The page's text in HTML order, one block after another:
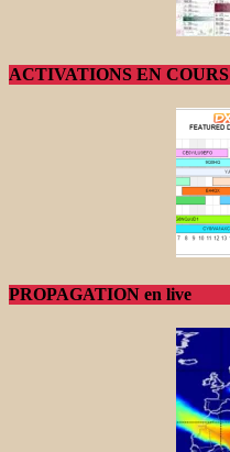
ACTIVATIONS EN COURS
PROPAGATION en live